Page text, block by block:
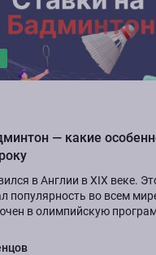
― какие
в Англии в XIX веке.
популярность во всем
в олимпийскую